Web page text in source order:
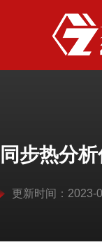
同步热分
更新时间：2023-